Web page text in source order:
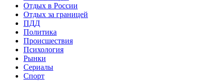
Отдых в России
Отдых за границей
ПДД
Политика
Происшествия
Психология
Рынки
Сериалы
Спорт